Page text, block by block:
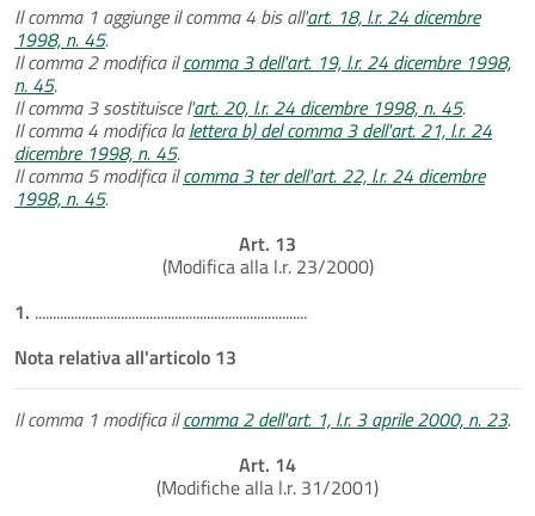
Il comma 1 aggiunge il comma 4 bis all'art. 18, l.r. 24 dicembre
1998, n. 45.
Il comma 2 modifica ilcomma 3 dell'art. 19, l.r. 24 dicembre 1998,
n. 45.
Il comma 3 sostituisce l'art. 20, l.r. 24 dicembre 1998, n. 45.
Il comma 4 modifica lalettera b) del comma 3 dell'art. 21, l.r. 24
dicembre 1998, n. 45.
Il comma 5 modifica ilcomma 3 ter dell'art. 22, l.r. 24 dicembre
1998, n. 45.
Art. 13
(Modifica alla l.r. 23/2000)
1. ............................................................................
Nota relativa all'articolo 13
Il comma 1 modifica ilcomma 2 dell'art. 1, l.r. 3 aprile 2000, n. 23.
Art. 14
(Modifiche alla l.r. 31/2001)